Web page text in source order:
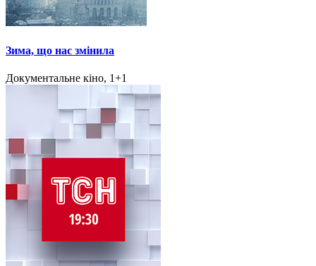
Зима, що нас змінила
Документальне кіно, 1+1